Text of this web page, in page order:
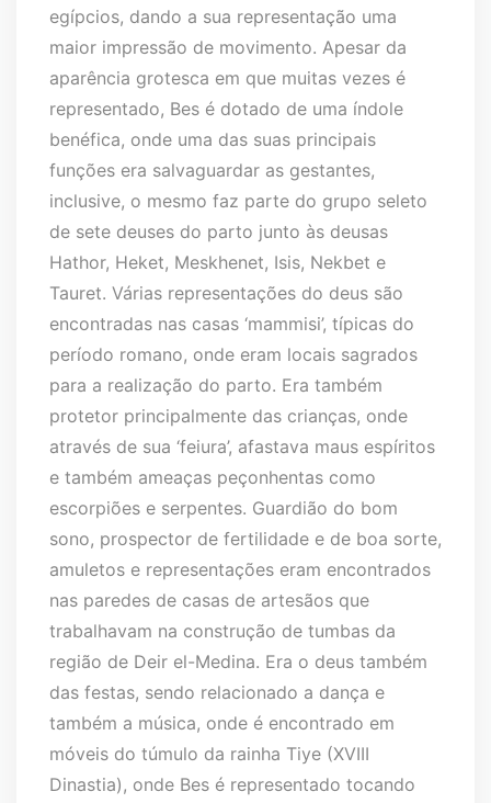
egípcios, dando a sua representação uma
maior impressão de movimento. Apesar da
aparência grotesca em que muitas vezes é
representado, Bes é dotado de uma índole
benéfica, onde uma das suas principais
funções era salvaguardar as gestantes,
inclusive, o mesmo faz parte do grupo seleto
de sete deuses do parto junto às deusas
Hathor, Heket, Meskhenet, Isis, Nekbet e
Tauret. Várias representações do deus são
encontradas nas casas ‘mammisi’, típicas do
período romano, onde eram locais sagrados
para a realização do parto. Era também
protetor principalmente das crianças, onde
através de sua ‘feiura’, afastava maus espíritos
e também ameaças peçonhentas como
escorpiões e serpentes. Guardião do bom
sono, prospector de fertilidade e de boa sorte,
amuletos e representações eram encontrados
nas paredes de casas de artesãos que
trabalhavam na construção de tumbas da
região de Deir el-Medina. Era o deus também
das festas, sendo relacionado a dança e
também a música, onde é encontrado em
móveis do túmulo da rainha Tiye (XVIII
Dinastia), onde Bes é representado tocando